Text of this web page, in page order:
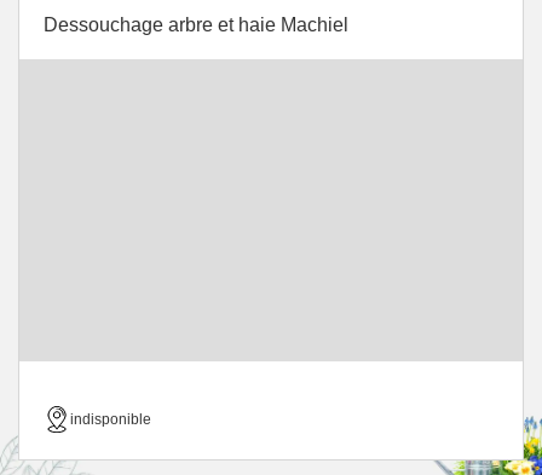
Dessouchage arbre et haie Machiel
indisponible